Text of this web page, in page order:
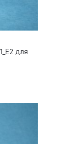
для